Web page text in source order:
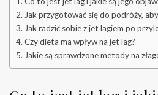
Jak przygotować się do podróży,
Jak radzić sobie z jet lagiem po
Czy dieta ma wpływ na jet lag?
Jakie są sprawdzone metody na